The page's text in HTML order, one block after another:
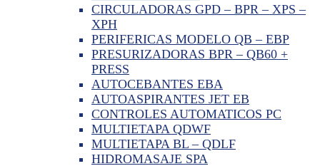
CIRCULADORAS GPD – BPR – XPS –
XPH
PERIFERICAS MODELO QB – EBP
PRESURIZADORAS BPR – QB60 +
PRESS
AUTOCEBANTES EBA
AUTOASPIRANTES JET EB
CONTROLES AUTOMATICOS PC
MULTIETAPA QDWF
MULTIETAPA BL – QDLF
HIDROMASAJE SPA